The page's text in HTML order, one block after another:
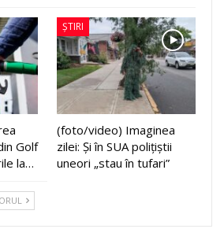
Golf
la…
ȘTIRI
(foto/video) Imaginea
zilei: Și în SUA polițiștii
uneori „stau în tufari”